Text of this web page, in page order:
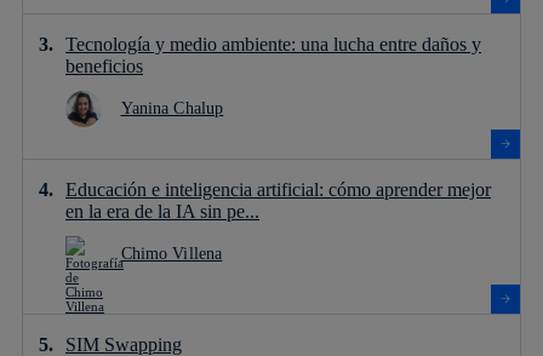
Tecnología y medio ambiente: una lucha entre daños y
beneficios
Yanina Chalup
Educación e inteligencia artificial: cómo aprender mejor
en la era de la IA sin pe...
Chimo Villena
SIM Swapping